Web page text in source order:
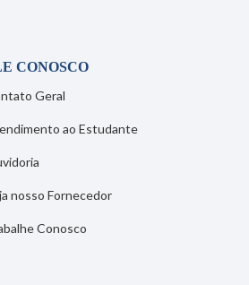
CONOSCO
Geral
ao Estudante
nosso Fornecedor
Conosco